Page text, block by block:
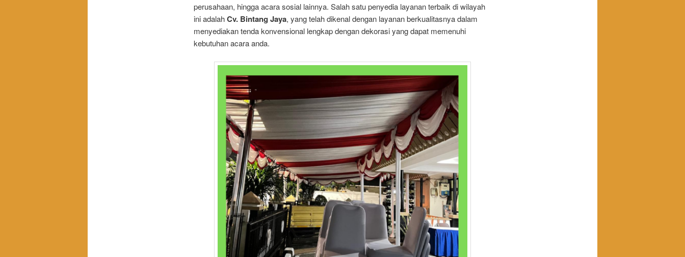
perusahaan, hingga acara sosial lainnya. Salah satu penyedia layanan terbaik di wilayah
ini adalahCv. Bintang Jaya, yang telah dikenal dengan layanan berkualitasnya dalam
menyediakan tenda konvensional lengkap dengan dekorasi yang dapat memenuhi
kebutuhan acara anda.